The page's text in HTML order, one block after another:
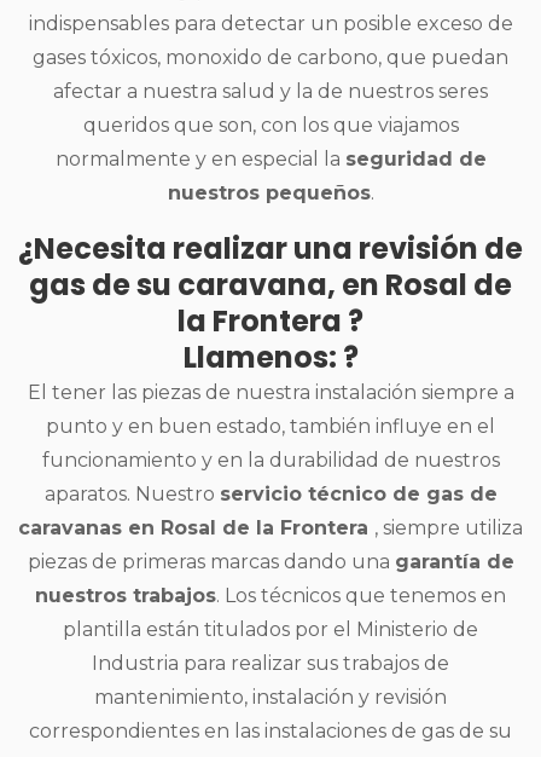
indispensables para detectar un posible exceso de
gases tóxicos, monoxido de carbono, que puedan
afectar a nuestra salud y la de nuestros seres
queridos que son, con los que viajamos
normalmente y en especial la seguridad de
nuestros pequeños.
¿Necesita realizar una revisión de
gas de su caravana, en Rosal de
la Frontera ?
Llamenos: ?
El tener las piezas de nuestra instalación siempre a
punto y en buen estado, también influye en el
funcionamiento y en la durabilidad de nuestros
aparatos. Nuestro servicio técnico de gas de
caravanas en Rosal de la Frontera , siempre utiliza
piezas de primeras marcas dando una garantía de
nuestros trabajos. Los técnicos que tenemos en
plantilla están titulados por el Ministerio de
Industria para realizar sus trabajos de
mantenimiento, instalación y revisión
correspondientes en las instalaciones de gas de su